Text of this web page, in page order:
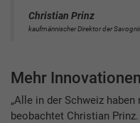
Christian Prinz
kaufmännischer Direktor der
Mehr Innovationen
„Alle in der Schweiz
beobachtet Christian